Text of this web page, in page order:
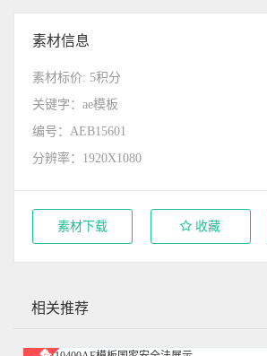
素材信息
素材标价: 5积分
关键字：ae模板
编号：AEB15601
分辨率：1920X1080
素材下载 收藏
相关推荐